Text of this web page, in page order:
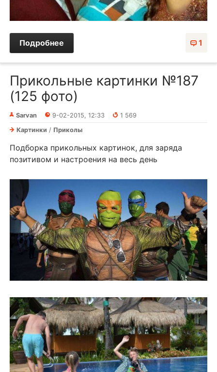
1
Подробнее
Прикольные картинки №187
(125 фото)
Sarvan 9-02-2015, 12:33
1 569
Картинки / Приколы
Подборка прикольных картинок, для заряда
позитивом и настроения на весь день